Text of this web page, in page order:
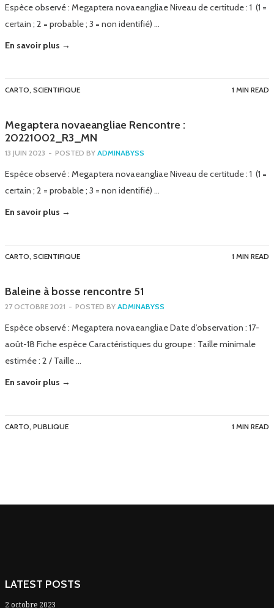
Espèce observé : Megaptera novaeangliae Niveau de certitude : 1 (1 =
certain ; 2 = probable ; 3 = non identifié) …
En savoir plus →
CARTO, SCIENTIFIQUE 1 MIN READ
Megaptera novaeangliae Rencontre :
20221002_R3_MN
13 JUIN 2023 - POSTED BY ADMINABYSS
Espèce observé : Megaptera novaeangliae Niveau de certitude : 1 (1 =
certain ; 2 = probable ; 3 = non identifié) …
En savoir plus →
CARTO, SCIENTIFIQUE 1 MIN READ
Baleine à bosse rencontre 51
27 OCTOBRE 2021 - POSTED BY ADMINABYSS
Espèce observé : Megaptera novaeangliae Date d’observation : 17-
août-18 Fiche espèce Caractéristiques du groupe : Taille minimale
estimée : 2 / Taille …
En savoir plus →
CARTO, PUBLIQUE 1 MIN READ
LATEST POSTS
2 octobre 2023